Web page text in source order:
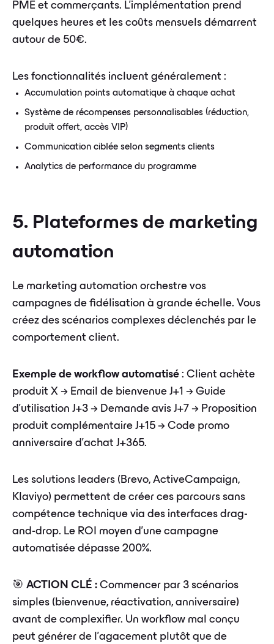
PME et commerçants. L'implémentation prend
quelques heures et les coûts mensuels démarrent
autour de 50€.
Les fonctionnalités incluent généralement :
Accumulation points automatique à chaque achat
Système de récompenses personnalisables (réduction,
produit offert, accès VIP)
Communication ciblée selon segments clients
Analytics de performance du programme
5. Plateformes de marketing
automation
Le marketing automation orchestre vos
campagnes de fidélisation à grande échelle. Vous
créez des scénarios complexes déclenchés par le
comportement client.
Exemple de workflow automatisé : Client achète
produit X → Email de bienvenue J+1 → Guide
d'utilisation J+3 → Demande avis J+7 → Proposition
produit complémentaire J+15 → Code promo
anniversaire d'achat J+365.
Les solutions leaders (Brevo, ActiveCampaign,
Klaviyo) permettent de créer ces parcours sans
compétence technique via des interfaces drag-
and-drop. Le ROI moyen d'une campagne
automatisée dépasse 200%.
🎯 ACTION CLÉ : Commencer par 3 scénarios
simples (bienvenue, réactivation, anniversaire)
avant de complexifier. Un workflow mal conçu
peut générer de l'agacement plutôt que de